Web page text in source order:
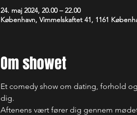
24. maj 2024, 20.00 – 22.00
København, Vimmelskaftet 41, 1161
Om showet
Et comedy show om dating, forhold
dig.
Aftenens vært fører dig gennem